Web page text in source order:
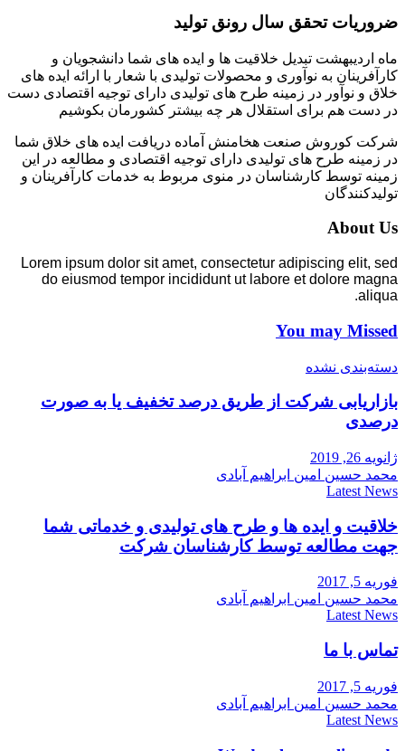
ضروریات تحقق سال رونق تولید
ماه اردیبهشت تبدیل خلاقیت ها و ایده های شما دانشجویان و
کارآفرینان به نوآوری و محصولات تولیدی با شعار با ارائه ایده های
خلاق و نوآور در زمینه طرح های تولیدی دارای توجیه اقتصادی دست
در دست هم برای استقلال هر چه بیشتر کشورمان بکوشیم
شرکت کوروش صنعت هخامنش آماده دریافت ایده های خلاق شما
در زمینه طرح های تولیدی دارای توجیه اقتصادی و مطالعه در این
زمینه توسط کارشناسان در منوی مربوط به خدمات کارآفرینان و
تولیدکنندگان
About Us
Lorem ipsum dolor sit amet, consectetur adipiscing elit, sed
do eiusmod tempor incididunt ut labore et dolore magna
aliqua.
You may Missed
دسته‌بندی نشده
بازاریابی شرکت از طریق درصد تخفیف یا به صورت
درصدی
ژانویه 26, 2019
محمد حسین امین ابراهیم آبادی
Latest News
خلاقیت و ایده ها و طرح های تولیدی و خدماتی شما
جهت مطالعه توسط کارشناسان شرکت
فوریه 5, 2017
محمد حسین امین ابراهیم آبادی
Latest News
تماس با ما
فوریه 5, 2017
محمد حسین امین ابراهیم آبادی
Latest News